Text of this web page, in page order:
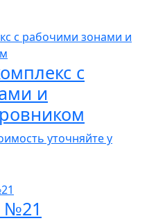
с
и
уточняйте у
№21